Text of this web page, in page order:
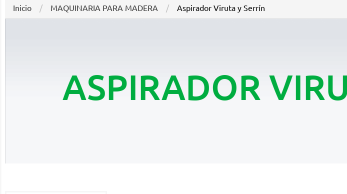
Inicio MAQUINARIA PARA MADERA Aspirador Viruta y Serrín
ASPIRADOR